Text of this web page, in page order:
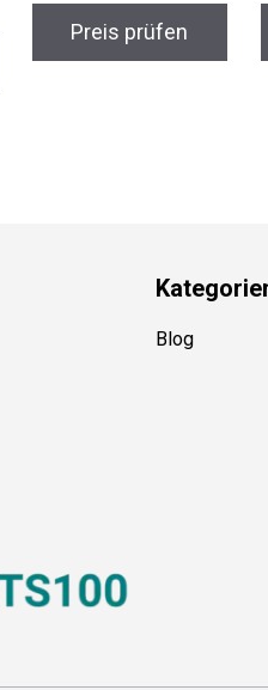
Preis prüfen
Kategorien
Blog